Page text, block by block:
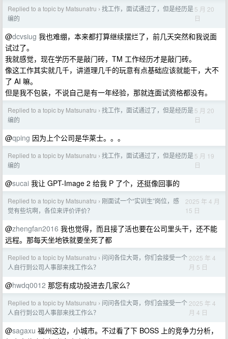
Replied to a topic by Matsunatru › 找工作，面试通过了，但是经历是
编的
5 月 20
日
@dcvsiug 我也难绷，本来都打算继续摆烂了，前几天突然和我说面
试过了。
我就感觉，现在学历不是敲门砖，TM 工作经历才是敲门砖。
像这工作其实就几千，讲道理几千的玩意有点基础应该就能干，大不
了 AI 嘛。
但是我不包装，不说自己是有一年经验，那就连面试资格都没有。
Replied to a topic by Matsunatru › 找工作，面试通过了，但是经历是
编的
5 月 20
日
@qping 因为上个公司是华莱士。。。
Replied to a topic by Matsunatru › 找工作，面试通过了，但是经历是
编的
5 月 19
日
@sucai 我让 GPT-Image 2 给我 P 了个，还挺像回事的
Replied to a topic by Matsunatru › 刚面试一个“实训生”岗位，感
觉有些坑啊，各位来评价评价？
2025 年 4 月
15 日
@zhengfan2016 我也觉得，而且接了活也要在公司里头干，还不能
远程。那每天坐地铁就要坐死了都
Replied to a topic by Matsunatru › 问问各位大哥，你们会接受一个
人自行到公司人事部来找工作么？
2025 年 4
月 5 日
@hwdq0012 那您有成功投进去几家么？
Replied to a topic by Matsunatru › 问问各位大哥，你们会接受一个
人自行到公司人事部来找工作么？
2025 年 4
月 4 日
@sagaxu 福州这边，小城市。不过看了下 BOSS 上的竞争力分析，